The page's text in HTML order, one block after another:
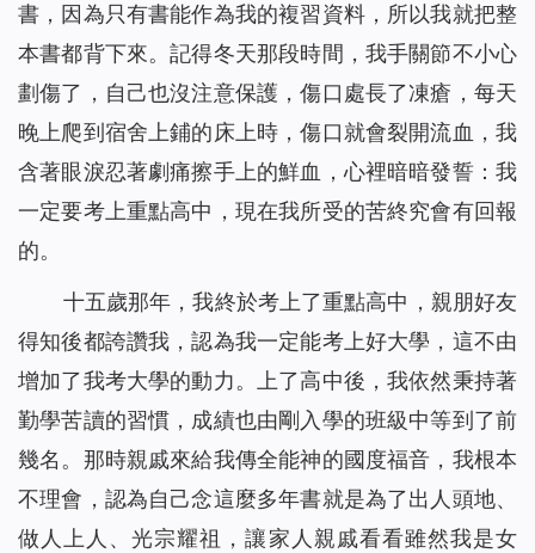
書，因為只有書能作為我的複習資料，所以我就把整
本書都背下來。記得冬天那段時間，我手關節不小心
劃傷了，自己也沒注意保護，傷口處長了凍瘡，每天
晚上爬到宿舍上鋪的床上時，傷口就會裂開流血，我
含著眼淚忍著劇痛擦手上的鮮血，心裡暗暗發誓：我
一定要考上重點高中，現在我所受的苦終究會有回報
的。
十五歲那年，我終於考上了重點高中，親朋好友
得知後都誇讚我，認為我一定能考上好大學，這不由
增加了我考大學的動力。上了高中後，我依然秉持著
勤學苦讀的習慣，成績也由剛入學的班級中等到了前
幾名。那時親戚來給我傳全能神的國度福音，我根本
不理會，認為自己念這麼多年書就是為了出人頭地、
做人上人、光宗耀祖，讓家人親戚看看雖然我是女